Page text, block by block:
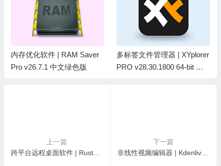
内存优化软件 | RAM Saver
Pro v26.7.1 中文绿色版
多标签文件管理器 | XYplorer
PRO v28.30.1800 64-bit 中
上一篇
跨平台远程桌面软件 | RustDesk v1.4.9 中文绿色版
下一篇
非线性视频编辑器 | Kdenlive v26.04.3 开源免费版